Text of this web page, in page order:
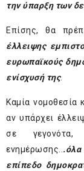
την ύπαρξη των
Επίσης, θα
έλλειψης
ευρωπαϊκούς
ενίσχυσή της.
Καμία νομοθεσία
αν υπάρχει
σε γεγονότα,
ενημέρωσης...όλα
επίπεδο